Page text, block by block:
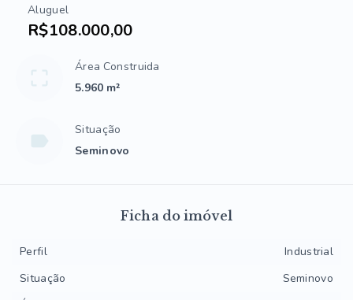
Aluguel
R$108.000,00
Área Construida
5.960 m²
Situação
Seminovo
Ficha do imóvel
Perfil
Industrial
Situação
Seminovo